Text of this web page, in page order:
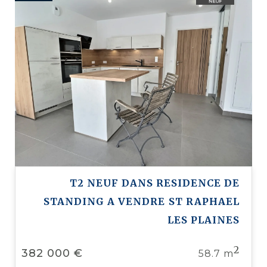
T2 NEUF DANS RESIDENCE DE
STANDING A VENDRE ST RAPHAEL
LES PLAINES
58.7 m2
382 000 €